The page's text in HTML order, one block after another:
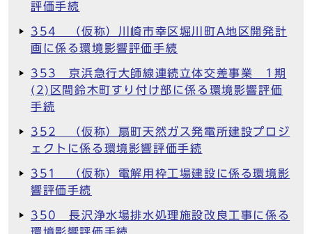
評価手続
354 （仮称）川崎市幸区堀川町A地区開発計
画に係る環境影響評価手続
353 京浜急行大師線連続立体交差事業 1期
(2)区間鈴木町すり付け部に係る環境影響評価
手続
352 （仮称）扇町天然ガス発電所建設プロジ
ェクトに係る環境影響評価手続
351 （仮称）電解用枠工場建設に係る環境影
響評価手続
350 長沢浄水場排水処理施設改良工事に係る